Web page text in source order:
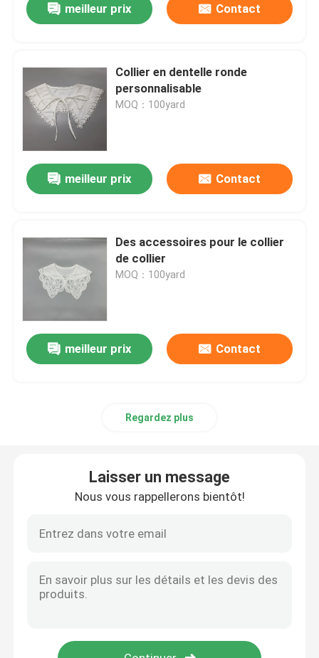
meilleur prix Contact
Collier en dentelle ronde
personnalisable
MOQ：100yard
meilleur prix Contact
Des accessoires pour le collier
de collier
MOQ：100yard
meilleur prix Contact
Regardez plus
Laisser un message
Nous vous rappellerons bientôt!